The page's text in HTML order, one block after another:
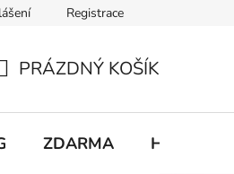
Registrace
PRÁZDNÝ KOŠÍK
ZDARMA